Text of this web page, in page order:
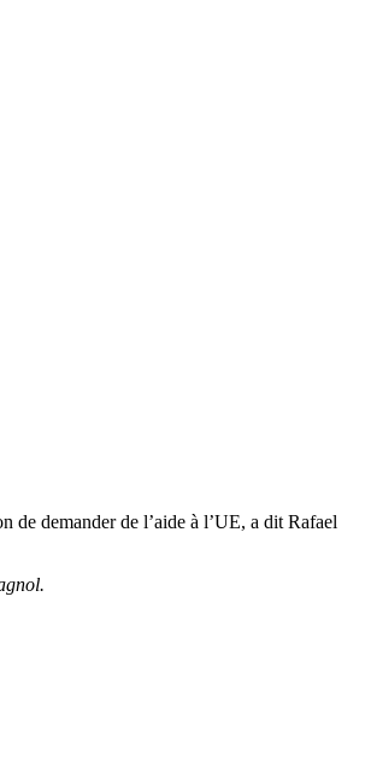
de demander de l’aide à l’UE, a dit Rafael